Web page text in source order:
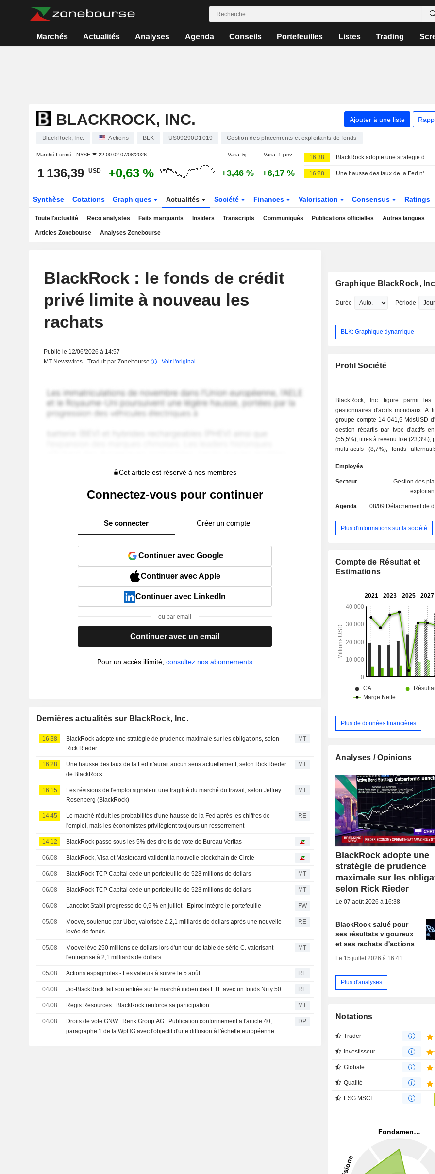
Marchés Actualités Analyses Agenda Conseils Portefeuilles Listes Trading
BLACKROCK, INC. Ajouter à une liste
BlackRock, Inc. Actions BLK US09290D1019 Gestion des placements et exploitants de fonds
Marché Fermé - NYSE 22:00:02 07/08/2026 Varia. 5j. Varia. 1 janv.
1 136,39 USD +0,63 % +3,46 % +6,17 %
16:38 BlackRock adopte une stratégie de prudence maximale sur les obligations, selon Rick Rieder
16:28 Une hausse des taux de la Fed n'aurait aucun sens actuellement, selon Rick Rieder de BlackRock
Synthèse Cotations Graphiques Actualités Société Finances Valorisation Consensus Ratings
Toute l'actualité Reco analystes Faits marquants Insiders Transcripts Communiqués Publications officielles Autres langues
Articles Zonebourse Analyses Zonebourse
BlackRock : le fonds de crédit
privé limite à nouveau les
rachats
Publié le 12/06/2026 à 14:57
MT Newswires - Traduit par Zonebourse
- Voir l'original
Cet article est réservé à nos membres
Connectez-vous pour continuer
Se connecter Créer un compte
Continuer avec Google
Continuer avec Apple
Continuer avec LinkedIn
ou par email
Continuer avec un email
Pour un accès illimité,consultez nos abonnements
Dernières actualités sur BlackRock, Inc.
16:38
BlackRock adopte une stratégie de prudence maximale sur les obligations, selon
Rick Rieder
MT
16:28
Une hausse des taux de la Fed n'aurait aucun sens actuellement, selon Rick Rieder
de BlackRock
MT
16:15
Les révisions de l'emploi signalent une fragilité du marché du travail, selon Jeffrey
Rosenberg (BlackRock)
MT
14:45
Le marché réduit les probabilités d'une hausse de la Fed après les chiffres de
l'emploi, mais les économistes privilégient toujours un resserrement
RE
14:12 BlackRock passe sous les 5% des droits de vote de Bureau Veritas
06/08 BlackRock, Visa et Mastercard valident la nouvelle blockchain de Circle
06/08 BlackRock TCP Capital cède un portefeuille de 523 millions de dollars MT
06/08 BlackRock TCP Capital cède un portefeuille de 523 millions de dollars MT
06/08 Lancelot Stabil progresse de 0,5 % en juillet - Epiroc intègre le portefeuille FW
05/08
Moove, soutenue par Uber, valorisée à 2,1 milliards de dollars après une nouvelle
levée de fonds
RE
05/08
Moove lève 250 millions de dollars lors d'un tour de table de série C, valorisant
l'entreprise à 2,1 milliards de dollars
MT
05/08 Actions espagnoles - Les valeurs à suivre le 5 août RE
04/08 Jio-BlackRock fait son entrée sur le marché indien des ETF avec un fonds Nifty 50 RE
04/08 Regis Resources : BlackRock renforce sa participation MT
04/08
Droits de vote GNW : Renk Group AG : Publication conformément à l'article 40,
paragraphe 1 de la WpHG avec l'objectif d'une diffusion à l'échelle européenne
DP
Graphique BlackRock,
Durée Période
BLK: Graphique dynamique
Profil Société
BlackRock, Inc. figure parmi les
gestionnaires d'actifs mondiaux. A fin 2025, le
groupe compte 14 041,5 MdsUSD
gestion répartis par type d'actifs
(55,5%), titres à revenu fixe (23,3%),
multi-actifs (8,7%), fonds
CA est la suivante : Amériques
(29,6%) et Asie-Pacifique (4,5%).
Employés
Secteur
Gestion des
Agenda 08/09 Détachement de
Plus d'informations sur la société
Compte de Résultat et
Estimations
Plus de données financières
Analyses / Opinions
BlackRock adopte une
stratégie de prudence
maximale sur les
selon Rick Rieder
Le 07 août 2026 à 16:38
BlackRock salué pour
ses résultats vigoureux
et ses rachats d'actions
Le 15 juillet 2026 à 16:41
Plus d'analyses
Notations
Trader
Investisseur
Globale
Qualité
ESG MSCI